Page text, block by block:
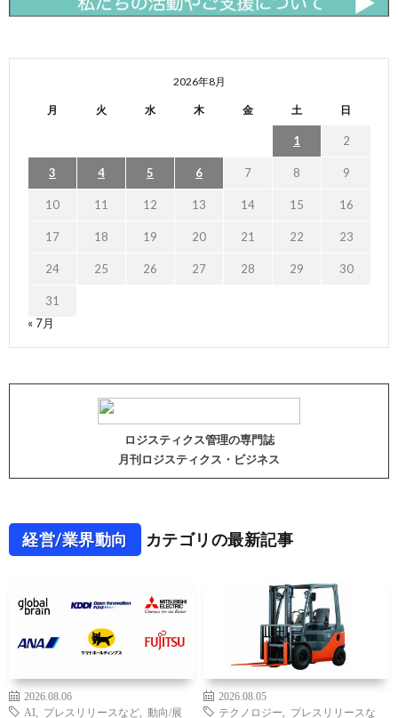
2026年8月
月 火 水 木 金 土 日
1 2
3 4 5 6 7 8 9
10 11 12 13 14 15 16
17 18 19 20 21 22 23
24 25 26 27 28 29 30
31
« 7月
ロジスティクス管理の専門誌
月刊ロジスティクス・ビジネス
経営/業界動向 カテゴリの最新記事
2026.08.06
AI
プレスリリースなど
動向/展
2026.08.05
テクノロジー
プレスリリースな